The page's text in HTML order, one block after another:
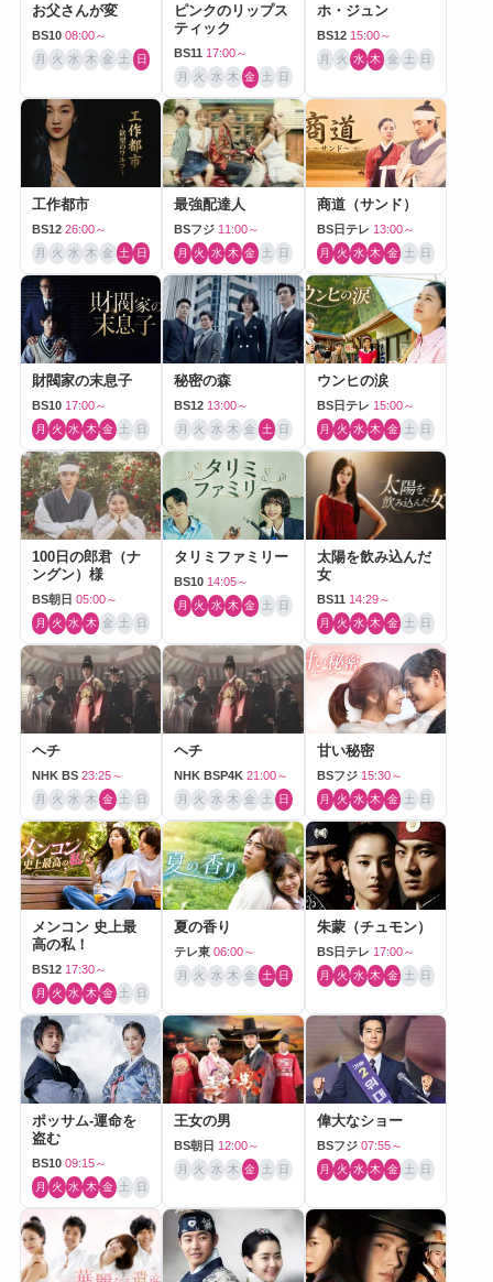
お父さんが変
BS10 08:00～
月 火 水 木 金 土 日
ピンクのリップス
ティック
BS11 17:00～
月 火 水 木 金 土 日
ホ・ジュン
BS12 15:00～
月 火 水 木 金 土 日
工作都市
BS12 26:00～
月 火 水 木 金 土 日
最強配達人
BSフジ 11:00～
月 火 水 木 金 土 日
商道（サンド）
BS日テレ 13:00～
月 火 水 木 金 土 日
財閥家の末息子
BS10 17:00～
月 火 水 木 金 土 日
秘密の森
BS12 13:00～
月 火 水 木 金 土 日
ウンヒの涙
BS日テレ 15:00～
月 火 水 木 金 土 日
100日の郎君（ナ
ングン）様
BS朝日 05:00～
月 火 水 木 金 土 日
タリミファミリー
BS10 14:05～
月 火 水 木 金 土 日
太陽を飲み込んだ
女
BS11 14:29～
月 火 水 木 金 土 日
ヘチ
NHK BS 23:25～
月 火 水 木 金 土 日
ヘチ
NHK BSP4K 21:00～
月 火 水 木 金 土 日
甘い秘密
BSフジ 15:30～
月 火 水 木 金 土 日
メンコン 史上最
高の私！
BS12 17:30～
月 火 水 木 金 土 日
夏の香り
テレ東 06:00～
月 火 水 木 金 土 日
朱蒙（チュモン）
BS日テレ 17:00～
月 火 水 木 金 土 日
ポッサム-運命を
盗む
BS10 09:15～
月 火 水 木 金 土 日
王女の男
BS朝日 12:00～
月 火 水 木 金 土 日
偉大なショー
BSフジ 07:55～
月 火 水 木 金 土 日